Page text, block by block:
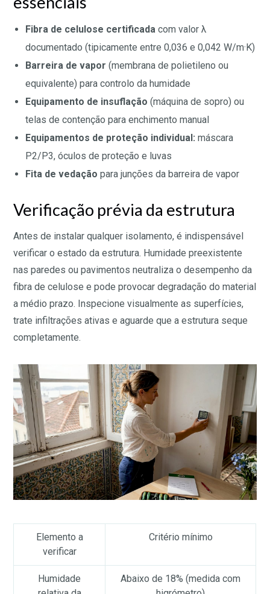
Fibra de celulose certificada com valor λ
documentado (tipicamente entre 0,036 e 0,042 W/m·K)
Barreira de vapor (membrana de polietileno ou
equivalente) para controlo da humidade
Equipamento de insuflação (máquina de sopro) ou
telas de contenção para enchimento manual
Equipamentos de proteção individual: máscara
P2/P3, óculos de proteção e luvas
Fita de vedação para junções da barreira de vapor
Verificação prévia da estrutura
Antes de instalar qualquer isolamento, é indispensável
verificar o estado da estrutura. Humidade preexistente
nas paredes ou pavimentos neutraliza o desempenho da
fibra de celulose e pode provocar degradação do material
a médio prazo. Inspecione visualmente as superfícies,
trate infiltrações ativas e aguarde que a estrutura seque
completamente.
Elemento a
verificar
Critério mínimo
Humidade
Abaixo de 18% (medida com